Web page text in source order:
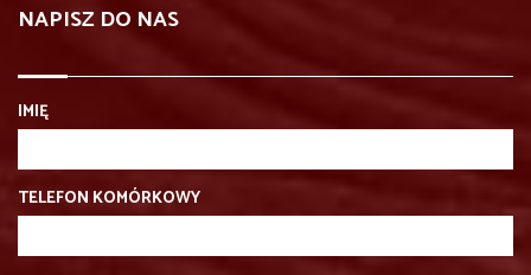
NAPISZ DO NAS
IMIĘ
TELEFON KOMÓRKOWY